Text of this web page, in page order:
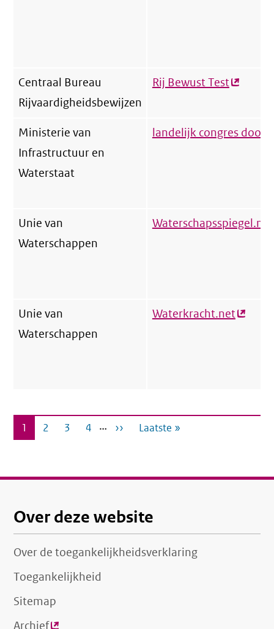
Centraal Bureau
Rijvaardigheidsbewijzen
Rij Bewust Test(externe
Ministerie van
Infrastructuur en
Waterstaat
landelijk congres
Unie van
Waterschappen
Waterschapsspiegel.nl
Unie van
Waterschappen
Waterkracht.net
Paginering
Huidige
1 Pagina
2 Pagina
3 Pagina
4 …
Volgende
››
Laatste
Laatste »
Over deze website
Over de toegankelijkheidsverklaring
Toegankelijkheid
Sitemap
Archief(externe